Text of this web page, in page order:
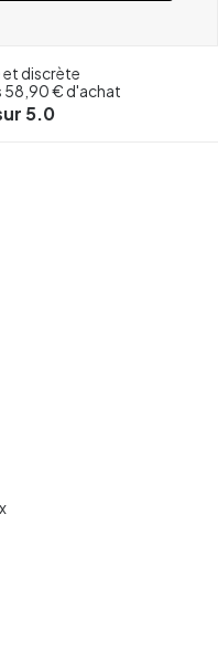
et discrète
58,90 € d'achat
5.0